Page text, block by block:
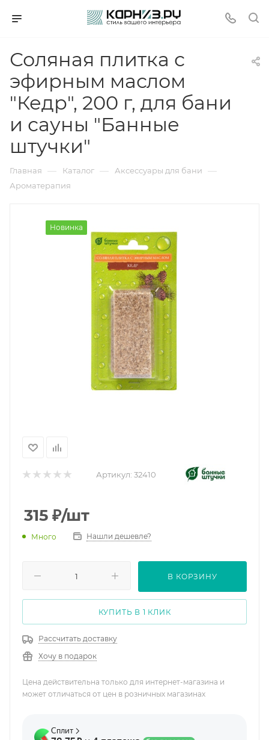
Соляная плитка с
эфирным маслом
"Кедр", 200 г, для бани
и сауны "Банные
штучки"
Главная — Каталог — Аксессуары для бани —
Ароматерапия
Новинка
Артикул: 32410
315 ₽/шт
Много Нашли дешевле?
В КОРЗИНУ
КУПИТЬ В 1 КЛИК
Рассчитать доставку
Хочу в подарок
Цена действительна только для интернет-магазина и
может отличаться от цен в розничных магазинах